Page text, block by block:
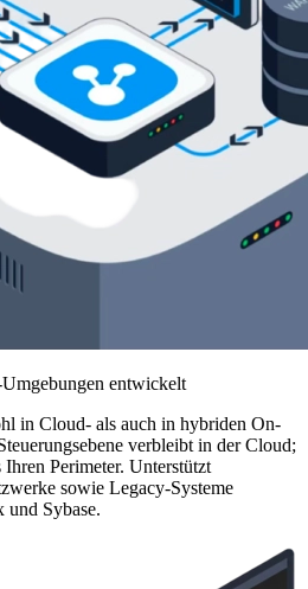
entwickelt
in Cloud- als auch in hybriden On-
verbleibt in der Cloud;
Perimeter. Unterstützt
sowie Legacy-Systeme
Sybase.